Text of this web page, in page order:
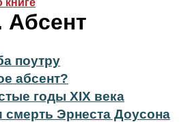
книге
Абсент
поутру
абсент?
годы XIX века
смерть Эрнеста Доусона